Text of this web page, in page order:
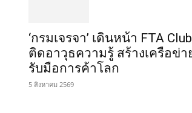
‘กรมเจรจา’ เดินหน้า FTA
ติดอาวุธความรู้ สร้างเครือข่า
รับมือการค้าโลก
5 สิงหาคม 2569